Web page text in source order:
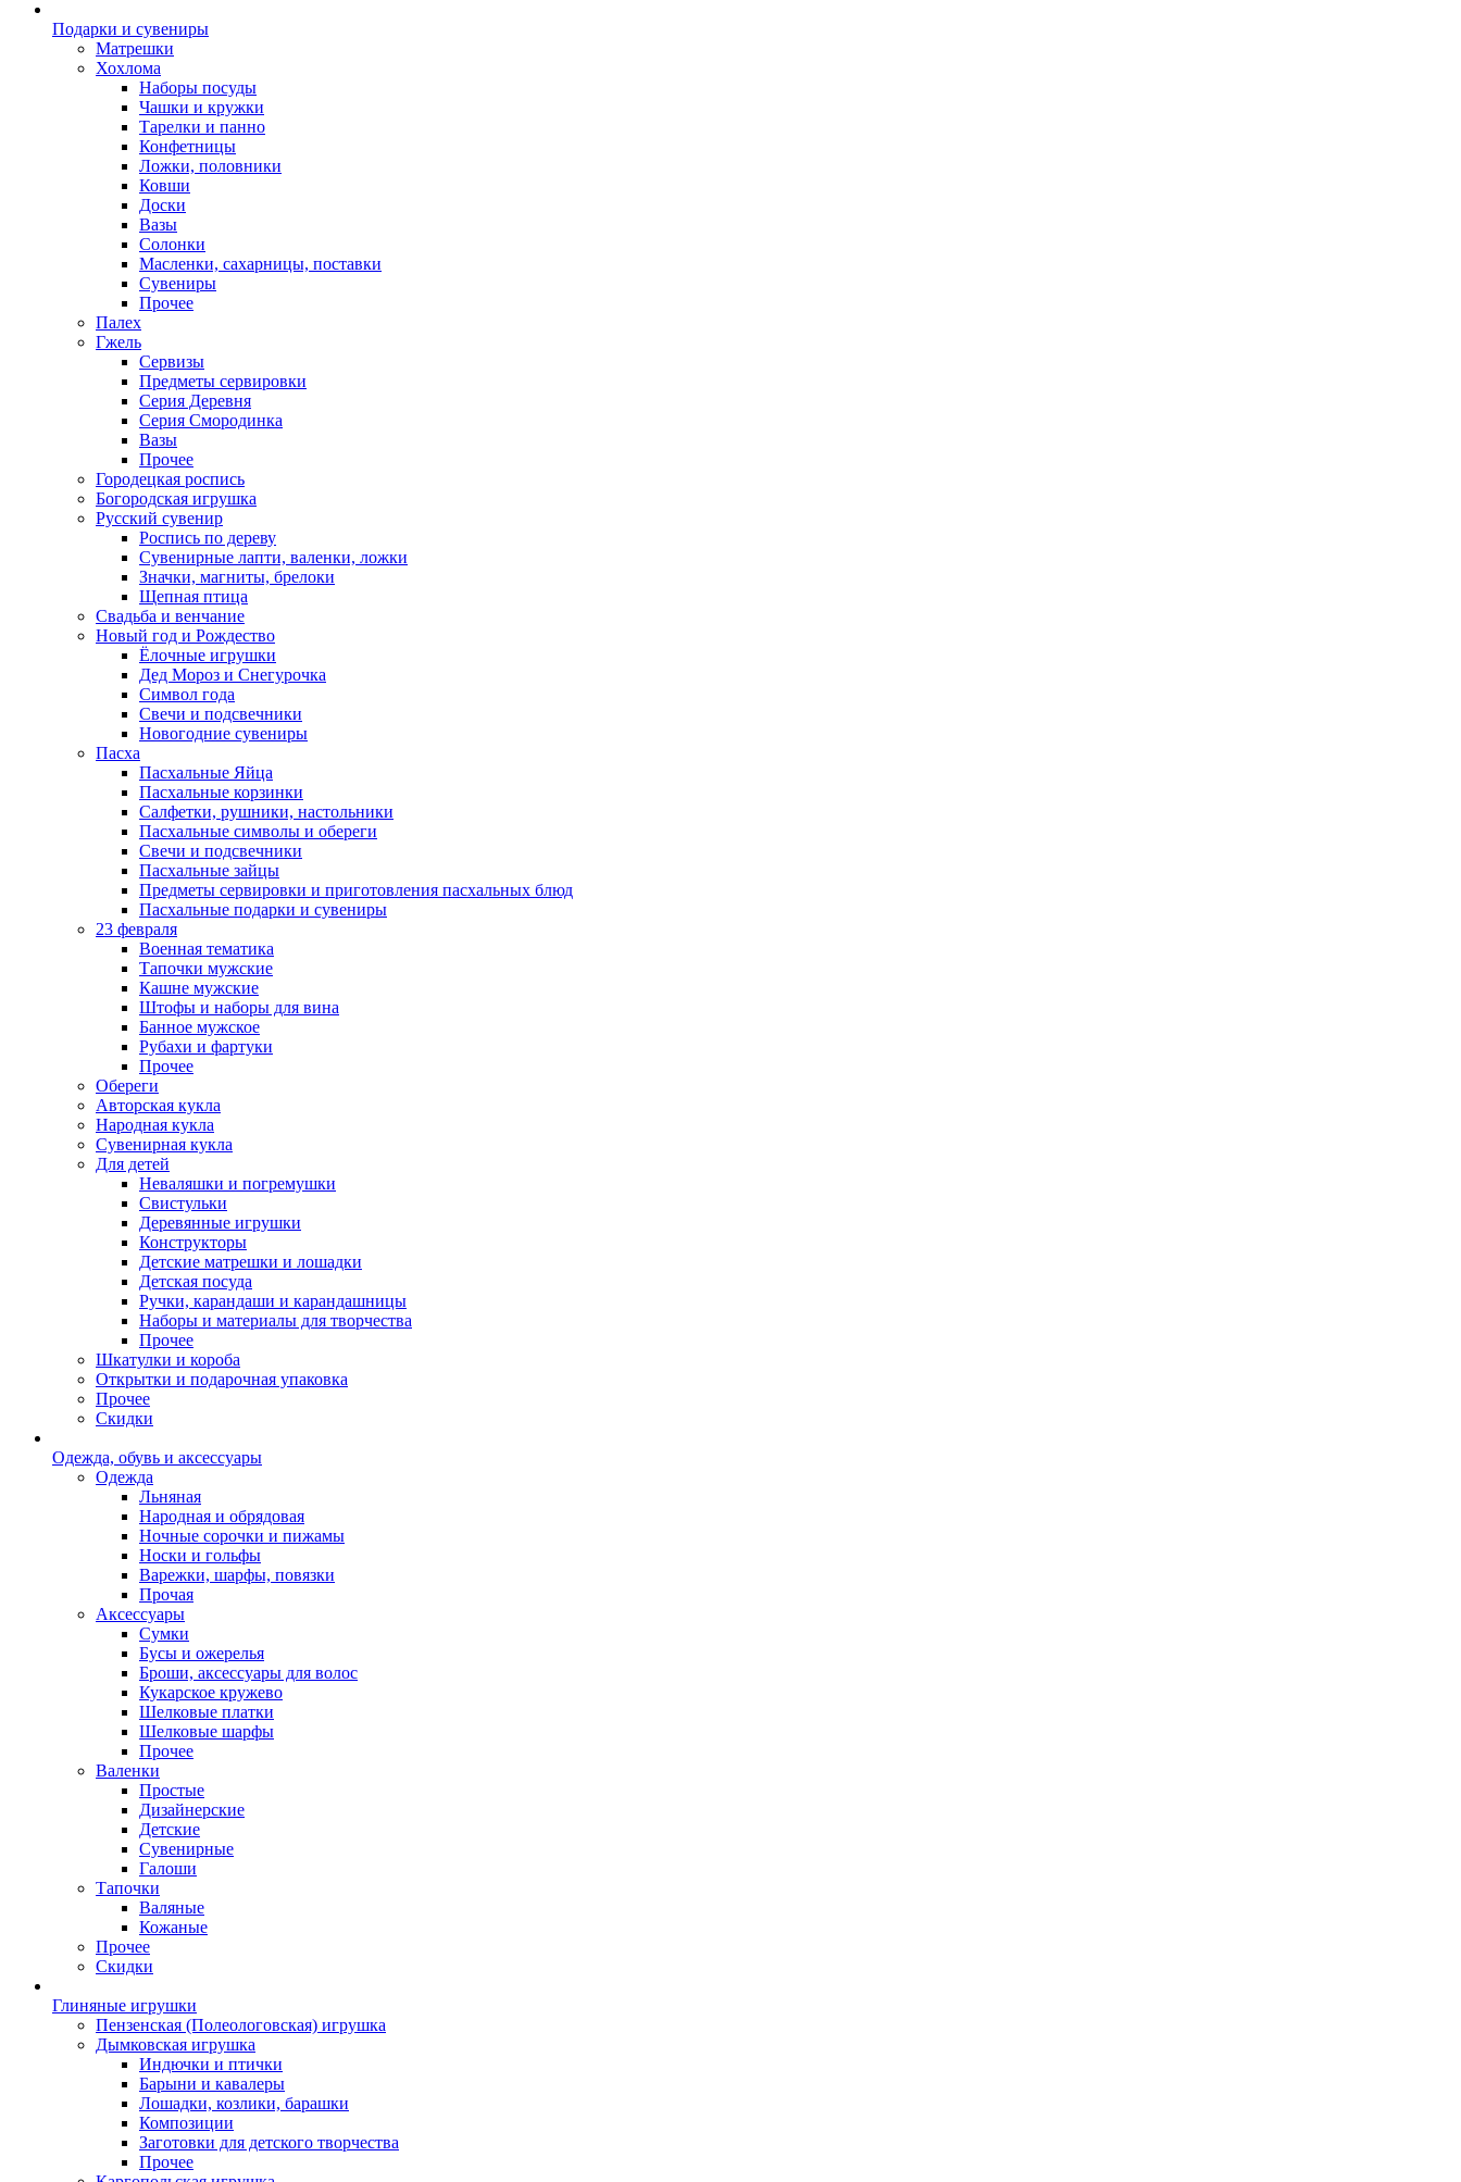
Подарки и сувениры
Матрешки
Хохлома
Наборы посуды
Чашки и кружки
Тарелки и панно
Конфетницы
Ложки, половники
Ковши
Доски
Вазы
Солонки
Масленки, сахарницы, поставки
Сувениры
Прочее
Палех
Гжель
Сервизы
Предметы сервировки
Серия Деревня
Серия Смородинка
Вазы
Прочее
Городецкая роспись
Богородская игрушка
Русский сувенир
Роспись по дереву
Сувенирные лапти, валенки, ложки
Значки, магниты, брелоки
Щепная птица
Свадьба и венчание
Новый год и Рождество
Ёлочные игрушки
Дед Мороз и Снегурочка
Символ года
Свечи и подсвечники
Новогодние сувениры
Пасха
Пасхальные Яйца
Пасхальные корзинки
Салфетки, рушники, настольники
Пасхальные символы и обереги
Свечи и подсвечники
Пасхальные зайцы
Предметы сервировки и приготовления пасхальных блюд
Пасхальные подарки и сувениры
23 февраля
Военная тематика
Тапочки мужские
Кашне мужские
Штофы и наборы для вина
Банное мужское
Рубахи и фартуки
Прочее
Обереги
Авторская кукла
Народная кукла
Сувенирная кукла
Для детей
Неваляшки и погремушки
Свистульки
Деревянные игрушки
Конструкторы
Детские матрешки и лошадки
Детская посуда
Ручки, карандаши и карандашницы
Наборы и материалы для творчества
Прочее
Шкатулки и короба
Открытки и подарочная упаковка
Прочее
Скидки
Одежда, обувь и аксессуары
Одежда
Льняная
Народная и обрядовая
Ночные сорочки и пижамы
Носки и гольфы
Варежки, шарфы, повязки
Прочая
Аксессуары
Сумки
Бусы и ожерелья
Броши, аксессуары для волос
Кукарское кружево
Шелковые платки
Шелковые шарфы
Прочее
Валенки
Простые
Дизайнерские
Детские
Сувенирные
Галоши
Тапочки
Валяные
Кожаные
Прочее
Скидки
Глиняные игрушки
Пензенская (Полеологовская) игрушка
Дымковская игрушка
Индючки и птички
Барыни и кавалеры
Лошадки, козлики, барашки
Композиции
Заготовки для детского творчества
Прочее